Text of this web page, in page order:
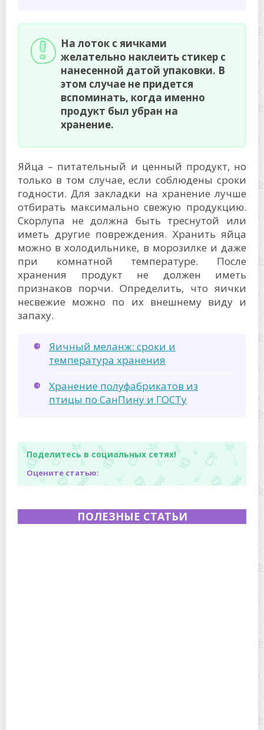
На лоток с яичками
желательно наклеить стикер с
нанесенной датой упаковки. В
этом случае не придется
вспоминать, когда именно
продукт был убран на
хранение.
Яйца – питательный и ценный продукт, но
только в том случае, если соблюдены сроки
годности. Для закладки на хранение лучше
отбирать максимально свежую продукцию.
Скорлупа не должна быть треснутой или
иметь другие повреждения. Хранить яйца
можно в холодильнике, в морозилке и даже
при комнатной температуре. После
хранения продукт не должен иметь
признаков порчи. Определить, что яички
несвежие можно по их внешнему виду и
запаху.
Яичный меланж: сроки и
температура хранения
Хранение полуфабрикатов из
птицы по СанПину и ГОСТу
Поделитесь в социальных сетях!
Оцените статью:
ПОЛЕЗНЫЕ СТАТЬИ